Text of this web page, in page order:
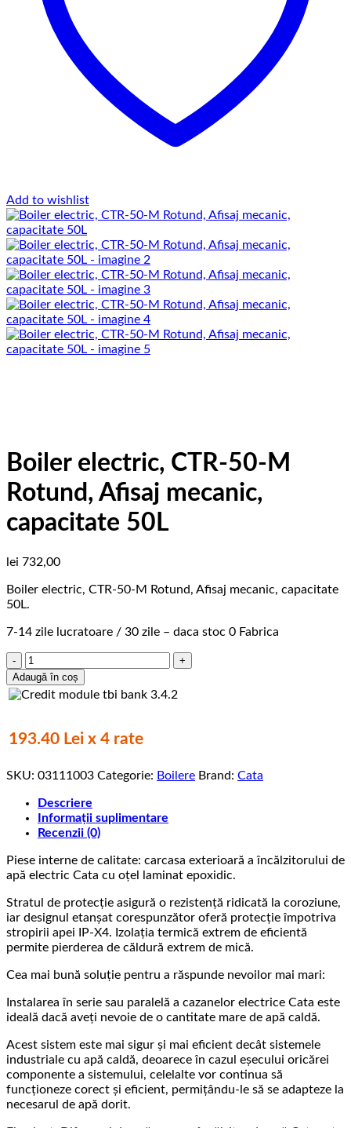
Add to wishlist
Boiler electric, CTR-50-M
Rotund, Afisaj mecanic,
capacitate 50L
lei 732,00
Boiler electric, CTR-50-M Rotund, Afisaj mecanic, capacitate
50L.
7-14 zile lucratoare / 30 zile – daca stoc 0 Fabrica
Cantitate
Boiler
electric,
M
Rotund,
mecanic,
50L
Adaugă în coș
193.40 Lei x 4 rate
SKU: 03111003 Categorie: Boilere Brand: Cata
Descriere
Informații suplimentare
Recenzii (0)
Piese interne de calitate: carcasa exterioară a încălzitorului de
apă electric Cata cu oțel laminat epoxidic.
Stratul de protecție asigură o rezistență ridicată la coroziune,
iar designul etanșat corespunzător oferă protecție împotriva
stropirii apei IP-X4. Izolația termică extrem de eficientă
permite pierderea de căldură extrem de mică.
Cea mai bună soluție pentru a răspunde nevoilor mai mari:
Instalarea în serie sau paralelă a cazanelor electrice Cata este
ideală dacă aveți nevoie de o cantitate mare de apă caldă.
Acest sistem este mai sigur și mai eficient decât sistemele
industriale cu apă caldă, deoarece în cazul eșecului oricărei
componente a sistemului, celelalte vor continua să
funcționeze corect și eficient, permițându-le să se adapteze la
necesarul de apă dorit.